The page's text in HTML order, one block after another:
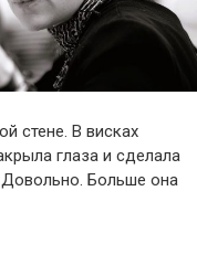
стене. В висках
глаза и сделала
Довольно. Больше она